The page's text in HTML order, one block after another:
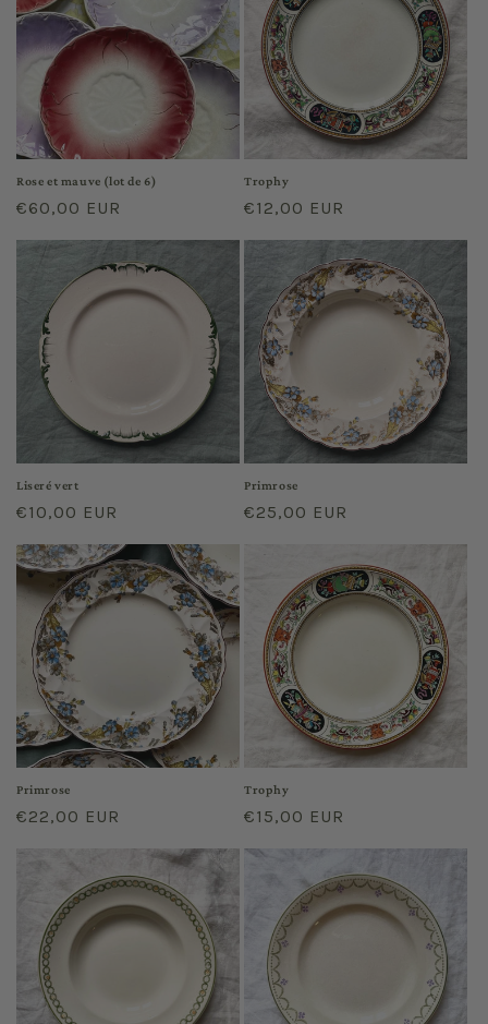
Rose et mauve (lot de 6)
Prix
€60,00 EUR
Trophy
Prix
€12,00 EUR
Liseré vert
Prix
€10,00 EUR
Primrose
Prix
€25,00 EUR
Primrose
Prix
€22,00 EUR
Trophy
Prix
€15,00 EUR